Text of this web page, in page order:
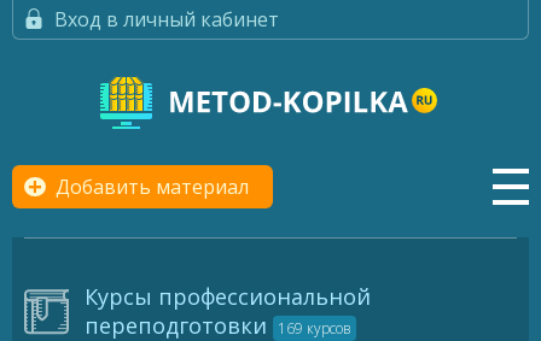
Вход в личный кабинет
Добавить материал
Курсы профессиональной
переподготовки
169 курсов